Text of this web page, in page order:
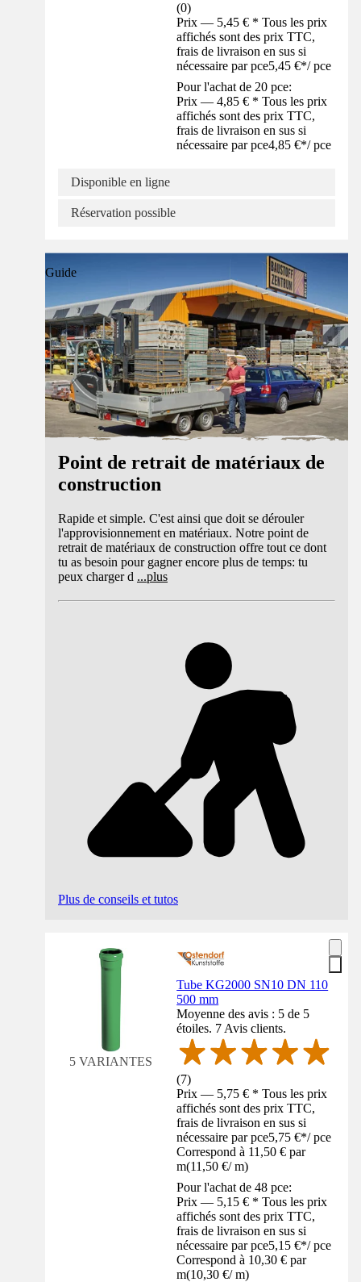
(0)
Prix — 5,45 € * Tous les prix
affichés sont des prix TTC,
frais de livraison en sus si
nécessaire par pce5,45 €*/ pce
Pour l'achat de 20 pce:
Prix — 4,85 € * Tous les prix
affichés sont des prix TTC,
frais de livraison en sus si
nécessaire par pce4,85 €*/ pce
Disponible en ligne
Réservation possible
Guide
Point de retrait de matériaux de
construction
Rapide et simple. C'est ainsi que doit se dérouler
l'approvisionnement en matériaux. Notre point de
retrait de matériaux de construction offre tout ce dont
tu as besoin pour gagner encore plus de temps: tu
peux charger d ...plus
Plus de conseils et tutos
5 VARIANTES
Tube KG2000 SN10 DN 110
500 mm
Moyenne des avis : 5 de 5
étoiles. 7 Avis clients.
(7)
Prix — 5,75 € * Tous les prix
affichés sont des prix TTC,
frais de livraison en sus si
nécessaire par pce5,75 €*/ pce
Correspond à 11,50 € par
m(11,50 €/ m)
Pour l'achat de 48 pce:
Prix — 5,15 € * Tous les prix
affichés sont des prix TTC,
frais de livraison en sus si
nécessaire par pce5,15 €*/ pce
Correspond à 10,30 € par
m(10,30 €/ m)